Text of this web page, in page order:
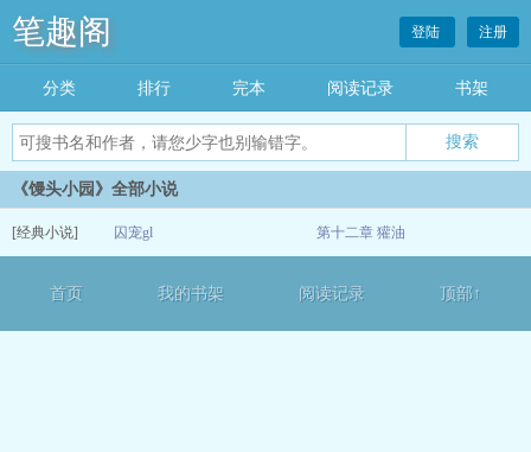
笔趣阁 登陆 注册
分类 排行 完本 阅读记录 书架
《馒头小园》全部小说
[经典小说] 囚宠gl 第十二章 獾油
首页 我的书架 阅读记录 顶部↑